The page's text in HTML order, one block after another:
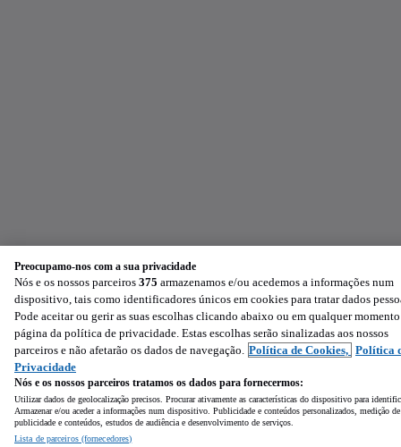
Preocupamo-nos com a sua privacidade
Nós e os nossos parceiros 375 armazenamos e/ou acedemos a informações num
dispositivo, tais como identificadores únicos em cookies para tratar dados
Pode aceitar ou gerir as suas escolhas clicando abaixo ou em qualquer
página da política de privacidade. Estas escolhas serão sinalizadas aos nossos
parceiros e não afetarão os dados de navegação. Política de Cookies, Política
Privacidade
Nós e os nossos parceiros tratamos os dados para fornecermos:
Utilizar dados de geolocalização precisos. Procurar ativamente as características do dispositivo para
Armazenar e/ou aceder a informações num dispositivo. Publicidade e conteúdos personalizados, medição de
publicidade e conteúdos, estudos de audiência e desenvolvimento de serviços.
Lista de parceiros (fornecedores)